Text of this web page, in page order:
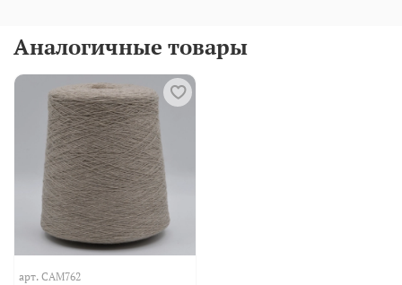
Аналогичные товары
арт. CAM762